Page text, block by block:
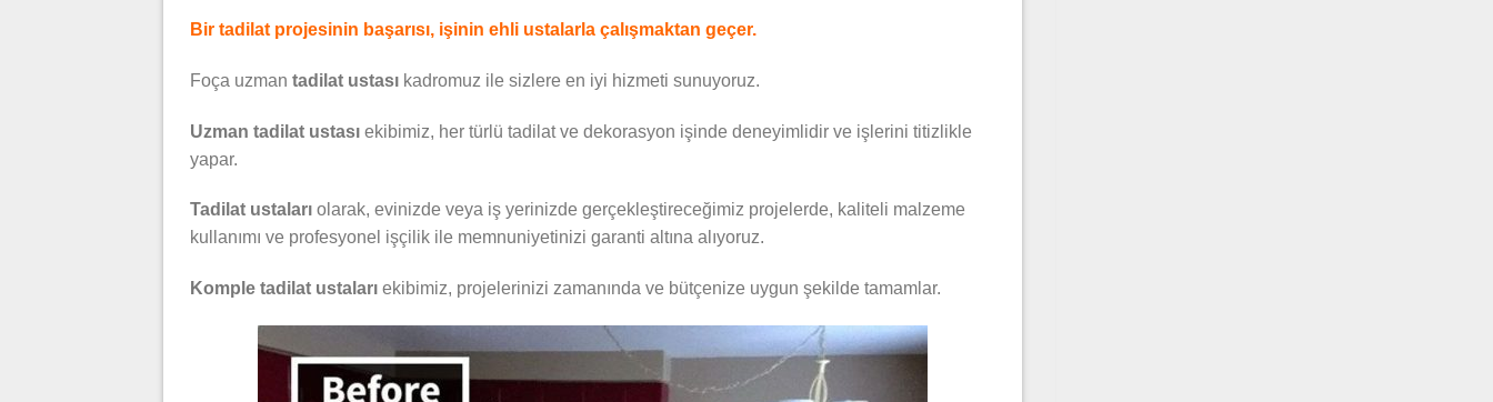
Bir tadilat projesinin başarısı, işinin ehli ustalarla çalışmaktan geçer.
Foça uzman tadilat ustası kadromuz ile sizlere en iyi hizmeti sunuyoruz.
Uzman tadilat ustası ekibimiz, her türlü tadilat ve dekorasyon işinde deneyimlidir ve işlerini titizlikle
yapar.
Tadilat ustaları olarak, evinizde veya iş yerinizde gerçekleştireceğimiz projelerde, kaliteli malzeme
kullanımı ve profesyonel işçilik ile memnuniyetinizi garanti altına alıyoruz.
Komple tadilat ustaları ekibimiz, projelerinizi zamanında ve bütçenize uygun şekilde tamamlar.